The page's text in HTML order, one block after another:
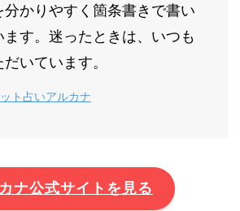
分かりやすく箇条書きで書い
ます。迷ったときは、いつも
いています。
ト占いアルカナ
ナ公式サイトを見る